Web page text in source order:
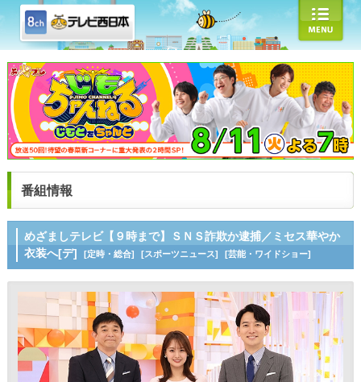
番組情報
めざましテレビ【９時まで】ＳＮＳ詐欺か逮捕／ミセス華やか
衣装へ[デ]
[定時・総合] [スポーツニュース] [芸能・ワイドショー]